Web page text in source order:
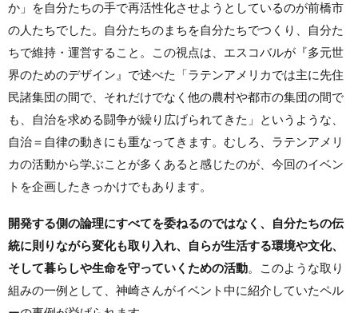
か」を自分たちの手で再活性化させようとしているのが前橋市
の人たちでした。自分たちのまちを自分たちでつくり、自分た
ちで維持・運営すること。この視点は、エスコバルが『多元世
界のためのデザイン』で述べた「ラテンアメリカでは主に先住
民諸集団の間で、それだけでなく他の農村や都市の集団の間で
も、自治を求める闘争が繰り広げられてきた」というような、
自治＝自律の動きにも重なってきます。むしろ、ラテンアメリ
カの活動から学ぶことが多くあると感じたのが、今回のイベン
トを企画したきっかけでもあります。
開発する側の論理にすべてを委ねるのではなく、自分たちの伝
統に則りながら変化も取り入れ、自らが生活する環境や文化、
そして暮らしや生命を守っていくための活動。このような取り
組みの一例として、神崎さんがイベント中に紹介していたペル